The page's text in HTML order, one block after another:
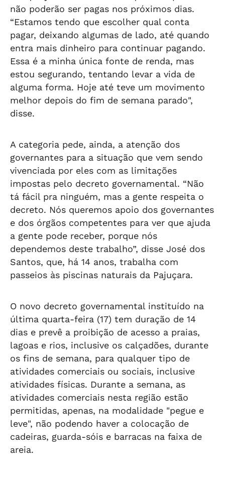
não poderão ser pagas nos próximos dias.
“Estamos tendo que escolher qual conta
pagar, deixando algumas de lado, até quando
entra mais dinheiro para continuar pagando.
Essa é a minha única fonte de renda, mas
estou segurando, tentando levar a vida de
alguma forma. Hoje até teve um movimento
melhor depois do fim de semana parado",
disse.
A categoria pede, ainda, a atenção dos
governantes para a situação que vem sendo
vivenciada por eles com as limitações
impostas pelo decreto governamental. “Não
tá fácil pra ninguém, mas a gente respeita o
decreto. Nós queremos apoio dos governantes
e dos órgãos competentes para ver que ajuda
a gente pode receber, porque nós
dependemos deste trabalho”, disse José dos
Santos, que, há 14 anos, trabalha com
passeios às piscinas naturais da Pajuçara.
O novo decreto governamental instituído na
última quarta-feira (17) tem duração de 14
dias e prevê a proibição de acesso a praias,
lagoas e rios, inclusive os calçadões, durante
os fins de semana, para qualquer tipo de
atividades comerciais ou sociais, inclusive
atividades físicas. Durante a semana, as
atividades comerciais nesta região estão
permitidas, apenas, na modalidade "pegue e
leve", não podendo haver a colocação de
cadeiras, guarda-sóis e barracas na faixa de
areia.